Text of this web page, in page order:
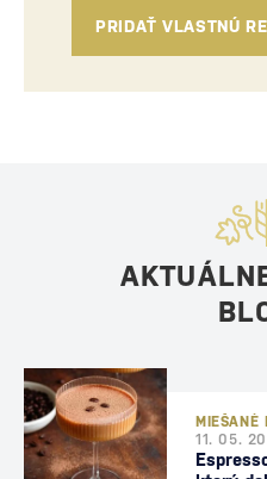
PRIDAŤ VLASTNÚ
MIEŠANÉ
11. 05.